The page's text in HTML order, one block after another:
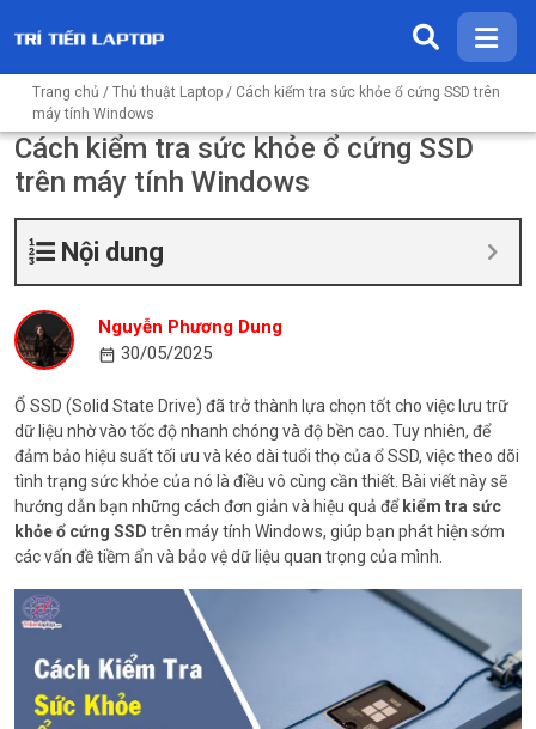
Trang chủ / Thủ thuật Laptop / Cách kiểm tra sức khỏe ổ cứng SSD trên
máy tính Windows
Cách kiểm tra sức khỏe ổ cứng SSD
trên máy tính Windows
Nội dung
Nguyễn Phương Dung
30/05/2025
Ổ SSD (Solid State Drive) đã trở thành lựa chọn tốt cho việc lưu trữ
dữ liệu nhờ vào tốc độ nhanh chóng và độ bền cao. Tuy nhiên, để
đảm bảo hiệu suất tối ưu và kéo dài tuổi thọ của ổ SSD, việc theo dõi
tình trạng sức khỏe của nó là điều vô cùng cần thiết. Bài viết này sẽ
hướng dẫn bạn những cách đơn giản và hiệu quả để kiểm tra sức
khỏe ổ cứng SSD trên máy tính Windows, giúp bạn phát hiện sớm
các vấn đề tiềm ẩn và bảo vệ dữ liệu quan trọng của mình.